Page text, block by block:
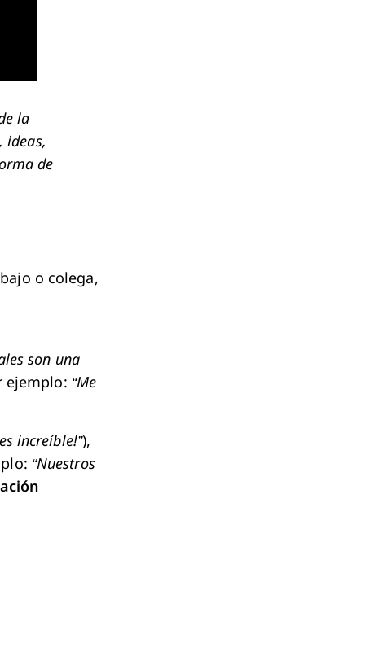
la
ideas,
de
o colega,
son una
ejemplo: “Me
increíble!”),
“Nuestros